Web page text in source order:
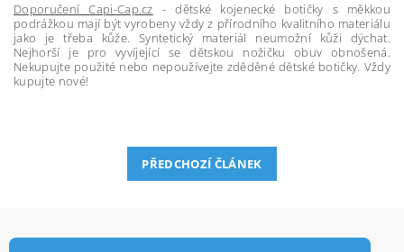
Doporučení Capi-Cap.cz - dětské kojenecké botičky s měkkou
podrážkou mají být vyrobeny vždy z přírodního kvalitního materiálu
jako je třeba kůže. Syntetický materiál neumožní kůži dýchat.
Nejhorší je pro vyvíjející se dětskou nožičku obuv obnošená.
Nekupujte použité nebo nepoužívejte zděděné dětské botičky. Vždy
kupujte nové!
PŘEDCHOZÍ ČLÁNEK